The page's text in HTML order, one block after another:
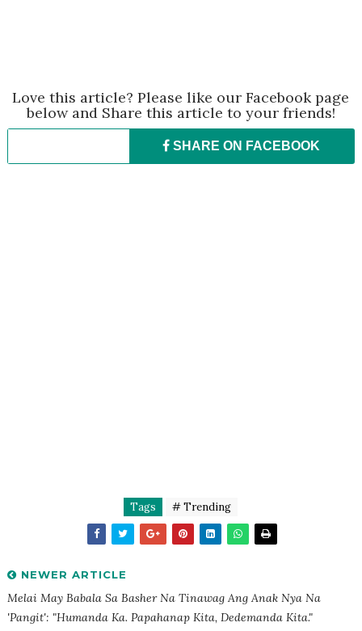
Love this article? Please like our Facebook page
below and Share this article to your friends!
SHARE ON FACEBOOK
Tags # Trending
NEWER ARTICLE
Melai May Babala Sa Basher Na Tinawag Ang Anak Nya Na
'Pangit': "Humanda Ka. Papahanap Kita, Dedemanda Kita."